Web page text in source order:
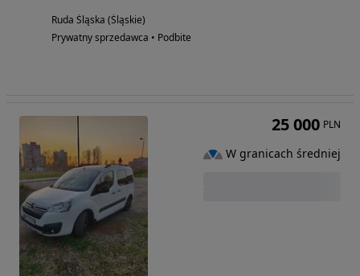
Ruda Śląska (Śląskie)
Prywatny sprzedawca • Podbite
25 000 PLN
W granicach średniej